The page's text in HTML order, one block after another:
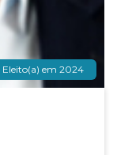
Eleito(a) em 2024